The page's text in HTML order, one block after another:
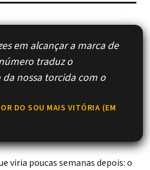
em alcançar a marca de
traduz o
nossa torcida com o
DO SOU MAIS VITÓRIA (EM
viria poucas semanas depois: o